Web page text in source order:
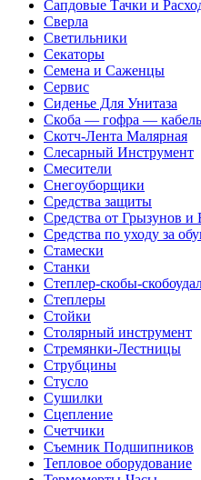
Сапдовые Тачки и
Сверла
Светильники
Секаторы
Семена и Саженцы
Сервис
Сиденье Для Унитаза
Скоба — гофра —
Скотч-Лента Малярная
Слесарный Инструмент
Смесители
Снегоуборщики
Средства защиты
Средства от Грызунов и
Средства по уходу за
Стамески
Станки
Степлер-скобы-
Степлеры
Стойки
Столярный инструмент
Стремянки-Лестницы
Струбцины
Стусло
Сушилки
Сцепление
Счетчики
Съемник Подшипников
Тепловое оборудование